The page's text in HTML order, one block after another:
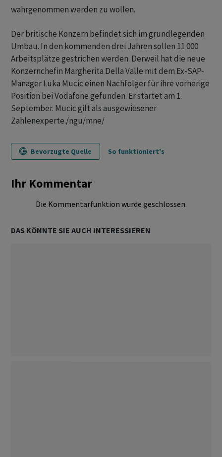
wahrgenommen werden zu wollen.
Der britische Konzern befindet sich im grundlegenden
Umbau. In den kommenden drei Jahren sollen 11 000
Arbeitsplätze gestrichen werden. Derweil hat die neue
Konzernchefin Margherita Della Valle mit dem Ex-SAP-
Manager Luka Mucic einen Nachfolger für ihre vorherige
Position bei Vodafone gefunden. Er startet am 1.
September. Mucic gilt als ausgewiesener
Zahlenexperte./ngu/mne/
Bevorzugte Quelle So funktioniert's
Ihr Kommentar
Die Kommentarfunktion wurde geschlossen.
DAS KÖNNTE SIE AUCH INTERESSIEREN